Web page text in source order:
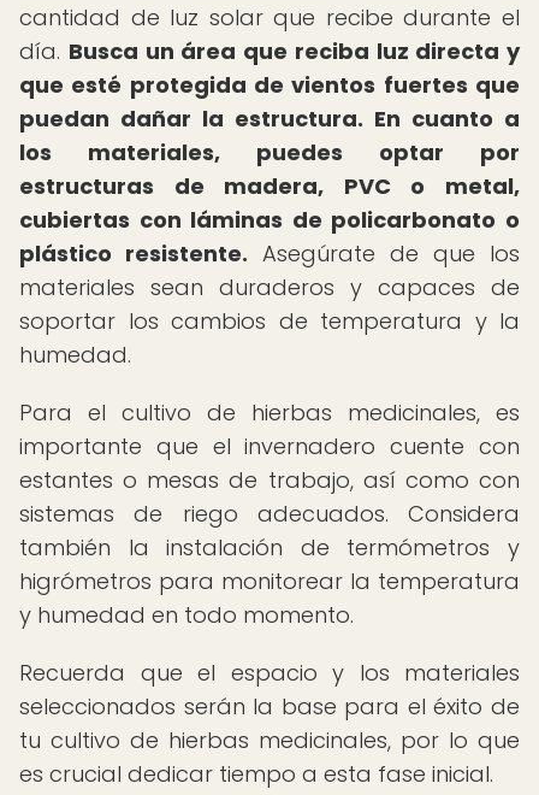
cantidad de luz solar que recibe durante el
día. Busca un área que reciba luz directa y
que esté protegida de vientos fuertes que
puedan dañar la estructura. En cuanto a
los materiales, puedes optar por
estructuras de madera, PVC o metal,
cubiertas con láminas de policarbonato o
plástico resistente. Asegúrate de que los
materiales sean duraderos y capaces de
soportar los cambios de temperatura y la
humedad.
Para el cultivo de hierbas medicinales, es
importante que el invernadero cuente con
estantes o mesas de trabajo, así como con
sistemas de riego adecuados. Considera
también la instalación de termómetros y
higrómetros para monitorear la temperatura
y humedad en todo momento.
Recuerda que el espacio y los materiales
seleccionados serán la base para el éxito de
tu cultivo de hierbas medicinales, por lo que
es crucial dedicar tiempo a esta fase inicial.